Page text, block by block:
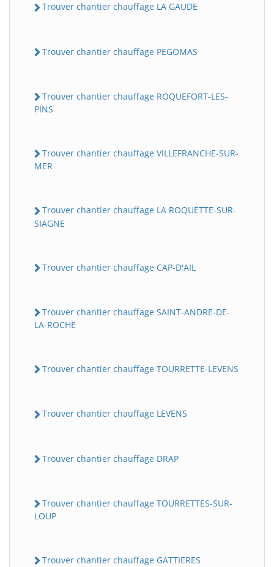
Trouver chantier chauffage LA GAUDE
Trouver chantier chauffage PEGOMAS
Trouver chantier chauffage ROQUEFORT-LES-
PINS
Trouver chantier chauffage VILLEFRANCHE-SUR-
MER
Trouver chantier chauffage LA ROQUETTE-SUR-
SIAGNE
Trouver chantier chauffage CAP-D'AIL
Trouver chantier chauffage SAINT-ANDRE-DE-
LA-ROCHE
Trouver chantier chauffage TOURRETTE-LEVENS
Trouver chantier chauffage LEVENS
Trouver chantier chauffage DRAP
Trouver chantier chauffage TOURRETTES-SUR-
LOUP
Trouver chantier chauffage GATTIERES